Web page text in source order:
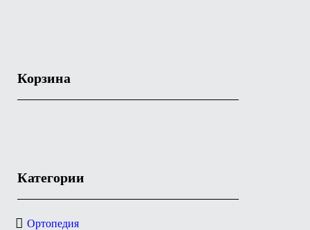
Корзина
Категории
Ортопедия